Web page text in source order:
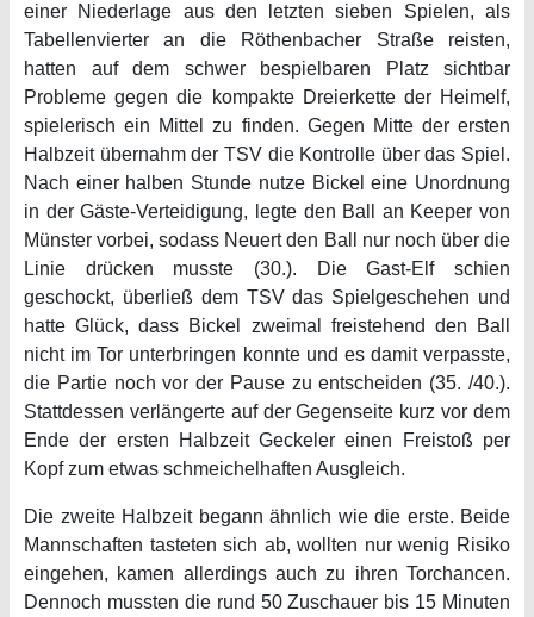
einer Niederlage aus den letzten sieben Spielen, als
Tabellenvierter an die Röthenbacher Straße reisten,
hatten auf dem schwer bespielbaren Platz sichtbar
Probleme gegen die kompakte Dreierkette der Heimelf,
spielerisch ein Mittel zu finden. Gegen Mitte der ersten
Halbzeit übernahm der TSV die Kontrolle über das Spiel.
Nach einer halben Stunde nutze Bickel eine Unordnung
in der Gäste-Verteidigung, legte den Ball an Keeper von
Münster vorbei, sodass Neuert den Ball nur noch über die
Linie drücken musste (30.). Die Gast-Elf schien
geschockt, überließ dem TSV das Spielgeschehen und
hatte Glück, dass Bickel zweimal freistehend den Ball
nicht im Tor unterbringen konnte und es damit verpasste,
die Partie noch vor der Pause zu entscheiden (35. /40.).
Stattdessen verlängerte auf der Gegenseite kurz vor dem
Ende der ersten Halbzeit Geckeler einen Freistoß per
Kopf zum etwas schmeichelhaften Ausgleich.
Die zweite Halbzeit begann ähnlich wie die erste. Beide
Mannschaften tasteten sich ab, wollten nur wenig Risiko
eingehen, kamen allerdings auch zu ihren Torchancen.
Dennoch mussten die rund 50 Zuschauer bis 15 Minuten